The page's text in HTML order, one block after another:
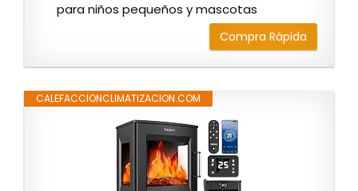
para niños pequeños y mascotas
Compra Rápida
CALEFACCIONCLIMATIZACION.COM